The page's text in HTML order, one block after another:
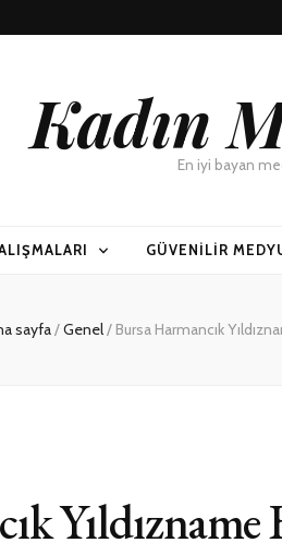
KadınEn iyi bayan
GÜVENILIR
sayfa/Genel/ Bursa Harmancık